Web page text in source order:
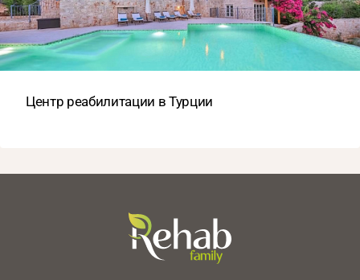
Центр реабилитации в Турции